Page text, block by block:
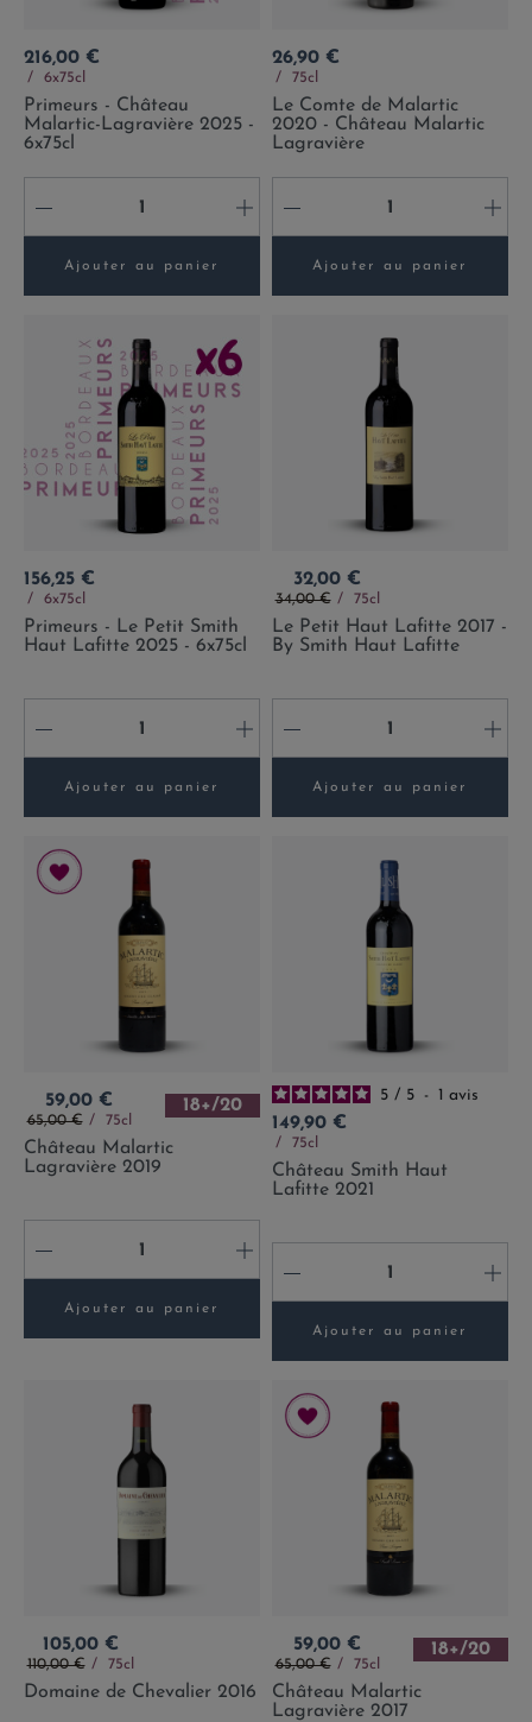
Prix
216,00 €
6x75cl
Primeurs - Château
Malartic-Lagravière 2025 -
6x75cl
- +
Ajouter au panier
Prix
26,90 €
75cl
Le Comte de Malartic
2020 - Château Malartic
Lagravière
- +
Ajouter au panier
Prix
156,25 €
6x75cl
Primeurs - Le Petit Smith
Haut Lafitte 2025 - 6x75cl
- +
Ajouter au panier
Prix
32,00 €
Prix de base
34,00 € 75cl
Le Petit Haut Lafitte 2017 -
By Smith Haut Lafitte
- +
Ajouter au panier
Prix
59,00 €
Prix de base
65,00 € 75cl
18+/20
Château Malartic
Lagravière 2019
- +
Ajouter au panier
5 / 5 - 1 avis
Prix
149,90 €
75cl
Château Smith Haut
Lafitte 2021
- +
Ajouter au panier
Prix
105,00 €
Prix de base
110,00 € 75cl
Domaine de Chevalier 2016
Prix
59,00 €
Prix de base
65,00 € 75cl
18+/20
Château Malartic
Lagravière 2017